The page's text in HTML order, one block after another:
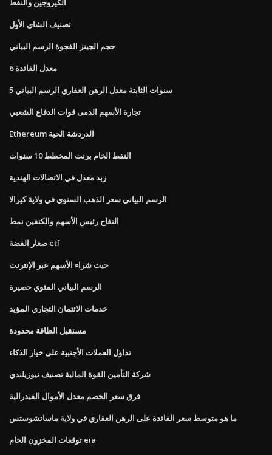
الكيروجين والنفط
تصنيف الشاي الأول
حجم الجينز الفجوة الرسم البياني
معدل الفائدة 6
5 سنوات الثابتة معدل الرهن العقاري الرسم البياني
تجارة الأسهم الدمى قوات الدفاع الشعبي
Ethereum الدردشة الحية
النفط الخام برنت المخطط 10 سنوات
زبد معدل في الاتصالات الهندية
الرسم البياني سعر الذهب السنوي في ولاية كيرالا
التفاح رئيس الأسهم والكتفين نمط
صغار الفضة etf
حيث شراء الأسهم عبر الإنترنت
الرسم البياني المئوي حصيرة
خدمات الائتمان التجاري المؤيد
مستقبل الطاقة محدودة
تداول العملات الأجنبية على خيار الذكاء
شركة التأمين القوة المالية تصنيف نيوزيلندي
فرق سعر الخصم معدل الأموال الفيدرالية
ما هو متوسط ​​سعر الفائدة على الرهن العقاري في ولاية ماساتشوستس
توقعات المخزون الخام eia